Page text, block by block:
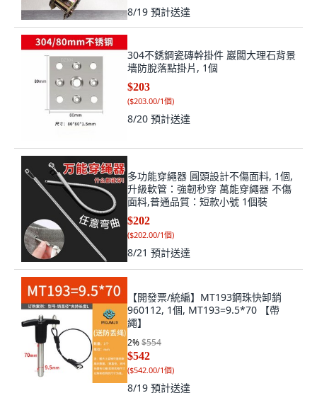
8/19 預計送達
304不銹鋼瓷磚幹掛件 巖闆大理石背景
墻防脫落點掛片, 1個
$203
($203.00/1個)
8/20 預計送達
多功能穿繩器 圓頭設計不傷面料, 1個,
升級軟管：強韌秒穿 萬能穿繩器 不傷
面料,普通品質：短款小號 1個裝
$202
($202.00/1個)
8/21 預計送達
【開發票/統編】MT193鋼珠快卸銷
960112, 1個, MT193=9.5*70 【帶
繩】
2%$554
$542
($542.00/1個)
8/19 預計送達